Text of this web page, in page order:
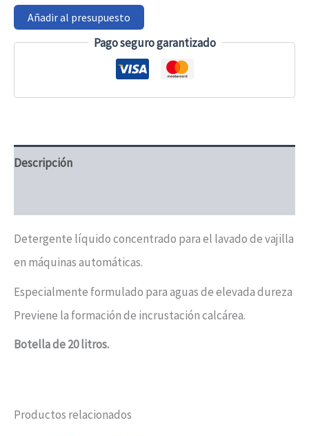
alta
Añadir al presupuesto
Pago seguro garantizado
Descripción
Detergente líquido concentrado para el lavado de vajilla
en máquinas automáticas.
Especialmente formulado para aguas de elevada dureza
Previene la formación de incrustación calcárea.
Botella de 20 litros.
Productos relacionados